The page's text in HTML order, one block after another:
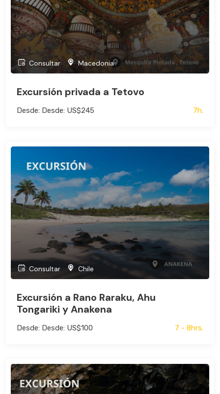
Consultar Macedonia
Excursión privada a Tetovo
Desde: Desde: US$245 7h.
Consultar Chile
Excursión a Rano Raraku, Ahu
Tongariki y Anakena
Desde: Desde: US$100 7 - 8hrs.